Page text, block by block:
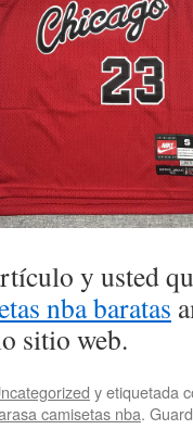
y usted
nba baratas
sitio web.
y etiquetada
camisetas nba.